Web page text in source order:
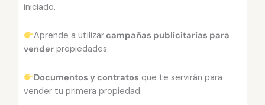
iniciado.
Aprende a utilizarcampañas publicitarias para
vender propiedades.
Documentos y contratos que te servirán para
vender tu primera propiedad.